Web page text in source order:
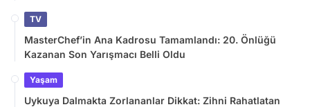
TV
MasterChef’in Ana Kadrosu Tamamlandı: 20. Önlüğü
Kazanan Son Yarışmacı Belli Oldu
Yaşam
Uykuya Dalmakta Zorlananlar Dikkat: Zihni Rahatlatan